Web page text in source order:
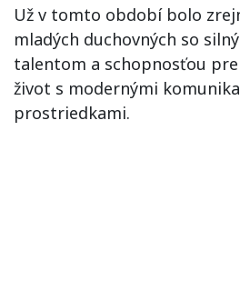
Už v tomto období bolo
mladých duchovných so
talentom a schopnosťou
život s modernými
prostriedkami.